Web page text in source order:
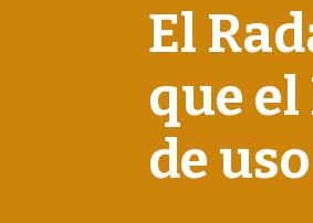
El
que
de